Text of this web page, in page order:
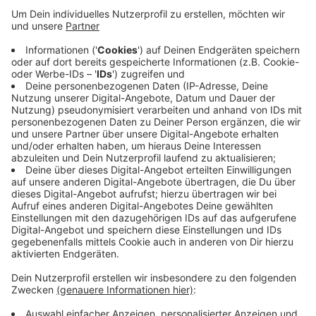
Veröffentlicht:Montag, 10.02.2020 07:48
Anzeige
Dabei prallte der eine mit dem Wagen einer 43 Jahre
alten Frau zusammen. Die Frau kam dabei ums Leben.
Dem 22-jährigen Hauptangeklagten werden Mord und
die Teilnahme an einem verbotenen Rennen mit
Todesfolge vorgeworfen, dem anderen, ein ebenfalls
22-Jähriger, nur die Teilnahme an diesem Rennen.
Anzeige